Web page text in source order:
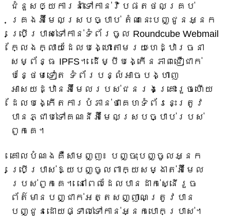
ជំនួស​ឲ្យ​ការ​នាំ​ទៅ​កាន់​វិបផតថល​គ្រប់
គ្រង​អ៊ីមែល​ស្របច្បាប់ តំណ​នេះ​បញ្ជូន​អ្នក​
ប្រើប្រាស់​ទៅ​កាន់​ទំព័រ​ចូល Roundcube Webmail
ក្លែងក្លាយ​ដែល​បង្ហោះ​តាមរយៈ​ហេដ្ឋារចនា
សម្ព័ន្ធ IPFS។ ដើម្បី​បង្កើន​ភាពជឿជាក់​
បន្ថែម​ទៀត ទំព័រ​បន្លំ​អាច​បង្ហាញ​
អាសយដ្ឋាន​អ៊ីមែល​របស់​ជនរងគ្រោះ​រួច​ហើយ
ដែល​បង្កើត​ការ​បំភាន់​ថា​គេហទំព័រ​នេះ​ត្រូវ​
បាន​ភ្ជាប់​ទៅ​គណនី​អ៊ីមែល​ស្របច្បាប់​របស់​
ពួកគេ។
គោលបំណងគឺសាមញ្ញ៖ បញ្ចុះបញ្ចូលអ្នក
ប្រើប្រាស់ឱ្យបញ្ចូលពាក្យសម្ងាត់អ៊ីមែល
របស់ពួកគេ។ នៅពេលដែលបានដាក់ស្នើរួច
ព័ត៌មានបញ្ជាក់អត្តសញ្ញាណត្រូវបាន
បញ្ជូនដោយផ្ទាល់ទៅកាន់អ្នកបោកប្រាស់។